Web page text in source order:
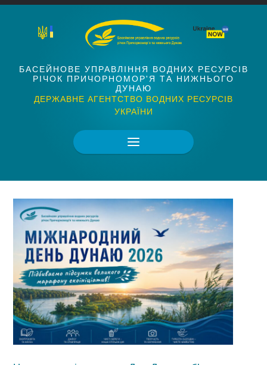
БАСЕЙНОВЕ УПРАВЛІННЯ ВОДНИХ РЕСУРСІВ
РІЧОК ПРИЧОРНОМОР'Я ТА НИЖНЬОГО
ДУНАЮ
ДЕРЖАВНЕ АГЕНТСТВО ВОДНИХ РЕСУРСІВ
УКРАЇНИ